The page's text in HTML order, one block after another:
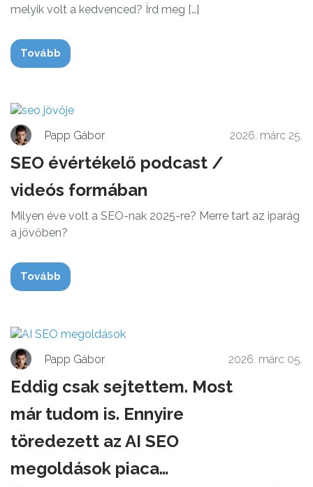
melyik volt a kedvenced? Írd meg […]
Tovább
Papp Gábor 2026. márc 25.
SEO évértékelő podcast /
videós formában
Milyen éve volt a SEO-nak 2025-re? Merre tart az iparág
a jövőben?
Tovább
Papp Gábor 2026. márc 05.
Eddig csak sejtettem. Most
már tudom is. Ennyire
töredezett az AI SEO
megoldások piaca…